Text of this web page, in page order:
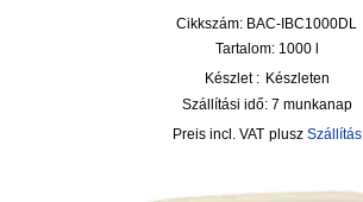
Cikkszám: BAC-IBC1000DL
Tartalom: 1000
Készlet : Készleten
Szállítási idő: 7 munkanap
incl. VAT plusz Szállítás